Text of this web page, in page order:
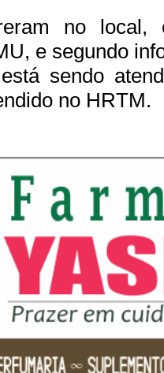
no
e segundo
sendo
no HRTM.